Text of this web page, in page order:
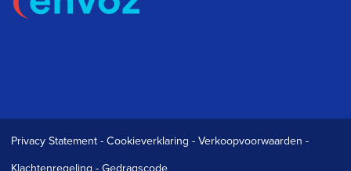
Privacy Statement -Cookieverklaring -Verkoopvoorwaarden -
Klachtenregeling -Gedragscode